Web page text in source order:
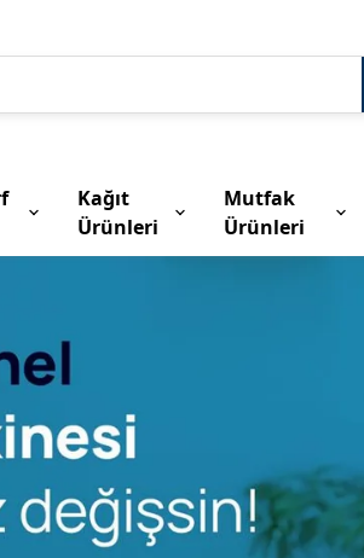
Kağıt
Ürünleri
Mutfak
Ürünleri